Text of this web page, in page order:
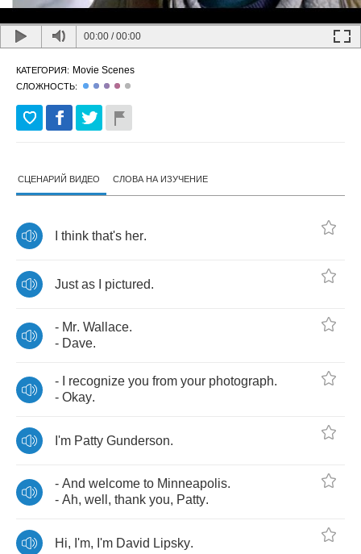
00:00 /00:00
КАТЕГОРИЯ: Movie Scenes
СЛОЖНОСТЬ:
СЦЕНАРИЙ ВИДЕО СЛОВА НА ИЗУЧЕНИЕ
think that's her.
Just as pictured.
- Mr. Wallace.
- Dave.
- recognize you from your photograph.
- Okay.
I'm Patty Gunderson.
- And welcome to Minneapolis.
- Ah, well , thank you, Patty.
Hi, I'm, I'm David Lipsky.